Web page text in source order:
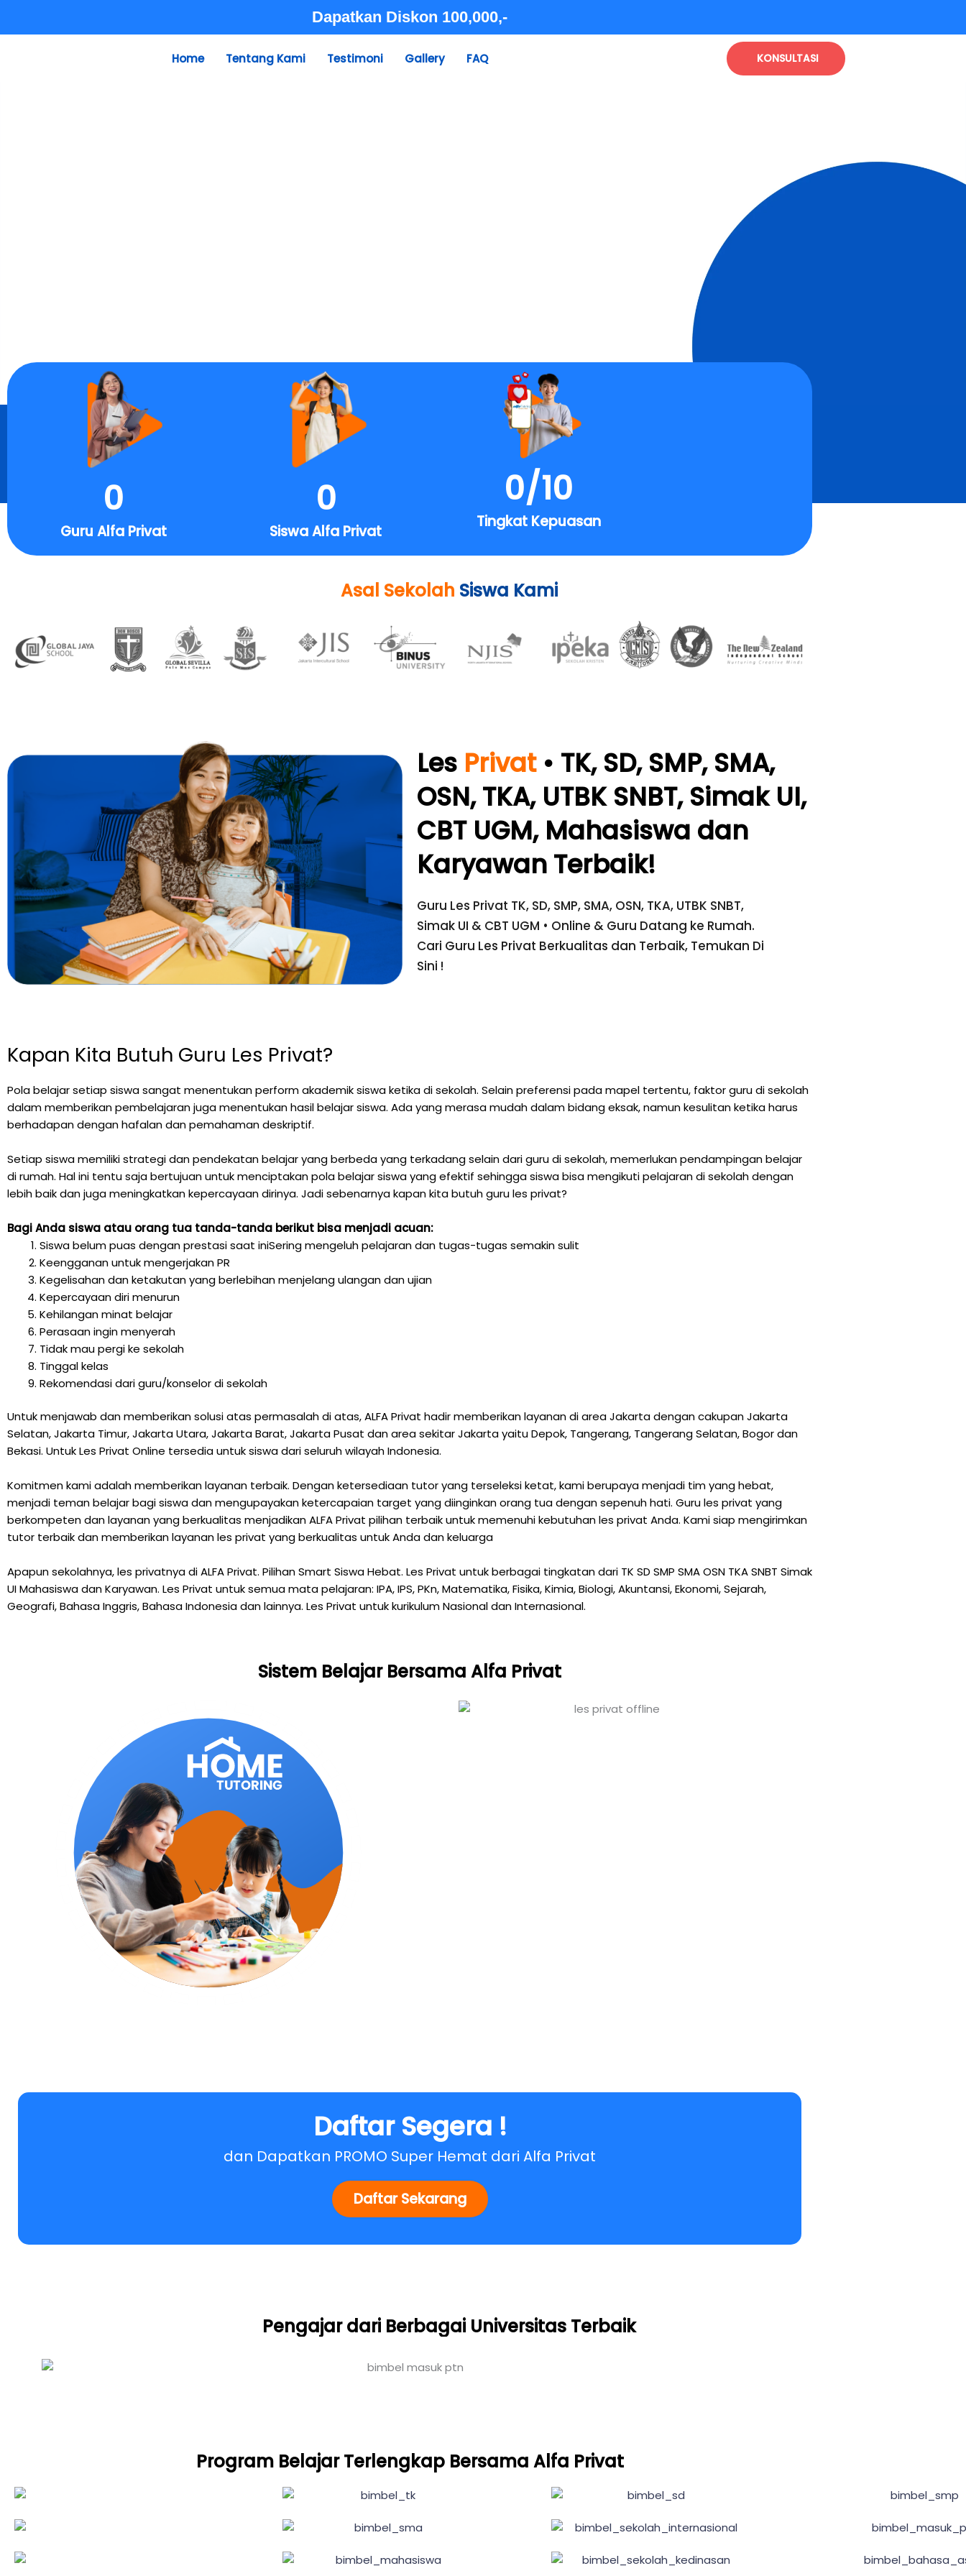
Dapatkan Diskon 100,000,-
Home Tentang Kami Testimoni Gallery FAQ KONSULTASI
Guru Alfa Privat
0
Siswa Alfa Privat
0
Tingkat Kepuasan
0/10
Asal Sekolah Siswa Kami
Les Privat• TK, SD, SMP, SMA,
OSN, TKA, UTBK SNBT, Simak UI,
CBT UGM, Mahasiswa dan
Karyawan Terbaik!​
Guru Les Privat TK, SD, SMP, SMA, OSN, TKA, UTBK SNBT,
Simak UI & CBT UGM • Online & Guru Datang ke Rumah.
Cari Guru Les Privat Berkualitas dan Terbaik, Temukan Di
Sini !
Kapan Kita Butuh Guru Les Privat?
Pola belajar setiap siswa sangat menentukan perform akademik siswa ketika di sekolah. Selain preferensi pada mapel tertentu, faktor guru di sekolah
dalam memberikan pembelajaran juga menentukan hasil belajar siswa. Ada yang merasa mudah dalam bidang eksak, namun kesulitan ketika harus
berhadapan dengan hafalan dan pemahaman deskriptif.
Setiap siswa memiliki strategi dan pendekatan belajar yang berbeda yang terkadang selain dari guru di sekolah, memerlukan pendampingan belajar
di rumah. Hal ini tentu saja bertujuan untuk menciptakan pola belajar siswa yang efektif sehingga siswa bisa mengikuti pelajaran di sekolah dengan
lebih baik dan juga meningkatkan kepercayaan dirinya. Jadi sebenarnya kapan kita butuh guru les privat?
Bagi Anda siswa atau orang tua tanda-tanda berikut bisa menjadi acuan:
Siswa belum puas dengan prestasi saat iniSering mengeluh pelajaran dan tugas-tugas semakin sulit
Keengganan untuk mengerjakan PR
Kegelisahan dan ketakutan yang berlebihan menjelang ulangan dan ujian
Kepercayaan diri menurun
Kehilangan minat belajar
Perasaan ingin menyerah
Tidak mau pergi ke sekolah
Tinggal kelas
Rekomendasi dari guru/konselor di sekolah
Untuk menjawab dan memberikan solusi atas permasalah di atas, ALFA Privat hadir memberikan layanan di area Jakarta dengan cakupan Jakarta
Selatan, Jakarta Timur, Jakarta Utara, Jakarta Barat, Jakarta Pusat dan area sekitar Jakarta yaitu Depok, Tangerang, Tangerang Selatan, Bogor dan
Bekasi. Untuk Les Privat Online tersedia untuk siswa dari seluruh wilayah Indonesia.
Komitmen kami adalah memberikan layanan terbaik. Dengan ketersediaan tutor yang terseleksi ketat, kami berupaya menjadi tim yang hebat,
menjadi teman belajar bagi siswa dan mengupayakan ketercapaian target yang diinginkan orang tua dengan sepenuh hati. Guru les privat yang
berkompeten dan layanan yang berkualitas menjadikan ALFA Privat pilihan terbaik untuk memenuhi kebutuhan les privat Anda. Kami siap mengirimkan
tutor terbaik dan memberikan layanan les privat yang berkualitas untuk Anda dan keluarga
Apapun sekolahnya, les privatnya di ALFA Privat. Pilihan Smart Siswa Hebat. Les Privat untuk berbagai tingkatan dari TK SD SMP SMA OSN TKA SNBT Simak
UI Mahasiswa dan Karyawan. Les Privat untuk semua mata pelajaran: IPA, IPS, PKn, Matematika, Fisika, Kimia, Biologi, Akuntansi, Ekonomi, Sejarah,
Geografi, Bahasa Inggris, Bahasa Indonesia dan lainnya. Les Privat untuk kurikulum Nasional dan Internasional.
Sistem Belajar Bersama Alfa Privat
Daftar Segera !
dan Dapatkan PROMO Super Hemat dari Alfa Privat
Daftar Sekarang
Pengajar dari Berbagai Universitas Terbaik
Program Belajar Terlengkap Bersama Alfa Privat